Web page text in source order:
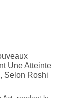
Une Atteinte
Selon Roshi